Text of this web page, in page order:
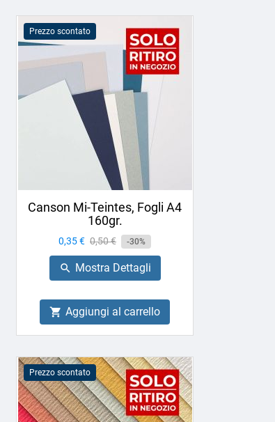
Prezzo scontato
Canson Mi-Teintes, Fogli A4
160gr.
Prezzo
0,35 € Prezzo
base
0,50 € -30%
 Mostra Dettagli
 Aggiungi al carrello
Prezzo scontato